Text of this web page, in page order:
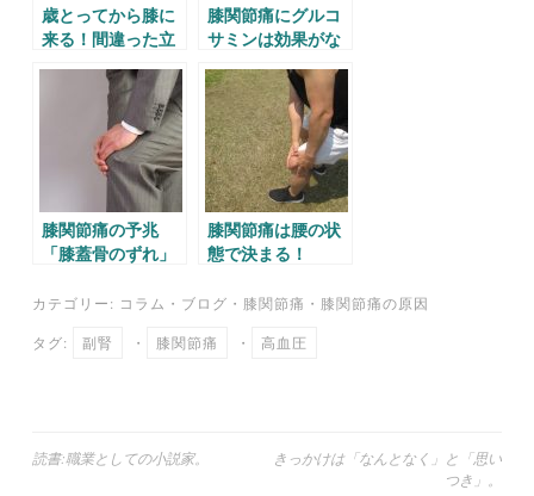
歳とってから膝に
来る！間違った立
膝関節痛にグルコ
サミンは効果がな
膝関節痛の予兆
「膝蓋骨のずれ」
膝関節痛は腰の状
態で決まる！
カテゴリー: コラム ・ ブログ ・ 膝関節痛 ・ 膝関節痛の原因
タグ: 副腎 ・ 膝関節痛 ・ 高血圧
投
読書:職業としての小説家。
きっかけは「なんとなく」と「思い
つき」。